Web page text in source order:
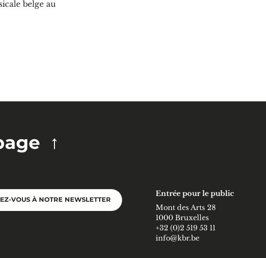
belge au
VOUS À NOTRE NEWSLETTER
Entrée pour le public
Mont des Arts 28
1000 Bruxelles
+32 (0)2 519 53 11
info@kbr.be